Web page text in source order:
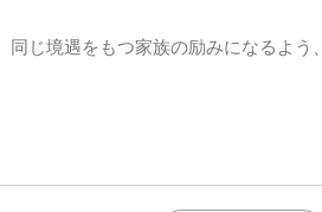
じ境遇をもつ家族の励みになるよう、